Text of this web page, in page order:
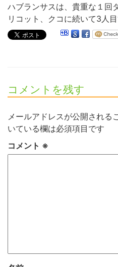
ハブランサスは、貴重な１回
リコット、クコに続いて3人目
コメントを残す
メールアドレスが公開される
いている欄は必須項目です
コメント ※